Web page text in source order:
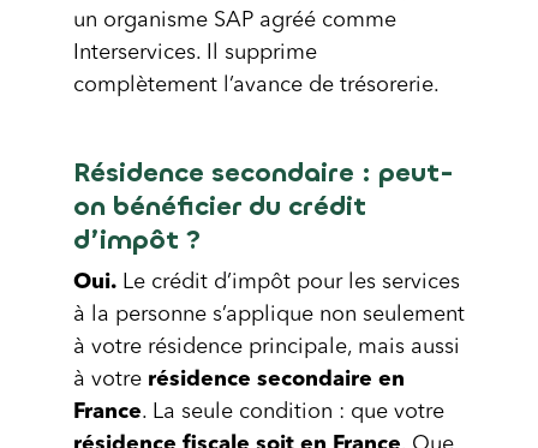
un organisme SAP agréé comme
Interservices. Il supprime
complètement l’avance de trésorerie.
Résidence secondaire : peut-
on bénéficier du crédit
d’impôt ?
Oui. Le crédit d’impôt pour les services
à la personne s’applique non seulement
à votre résidence principale, mais aussi
à votre résidence secondaire en
France. La seule condition : que votre